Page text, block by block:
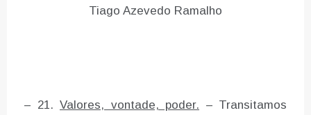
Tiago Azevedo Ramalho
– 21. Valores, vontade, poder. – Transitamos